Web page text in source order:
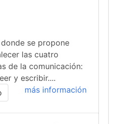
se propone
las cuatro
de la comunicación:
y escribir....
más información